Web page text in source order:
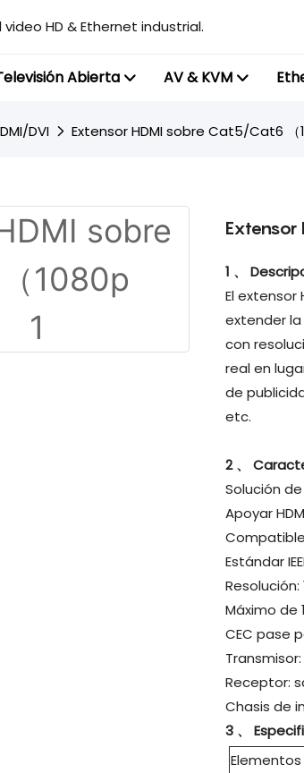
HD & Ethernet industrial.
Abierta AV & KVM
DVI Extensor HDMI sobre Cat5/Cat6 （
Extensor
1 、
El extensor
extender
con
real en
de
etc.
2 、
Solución
Apoyar
Compatible
Estándar
Máximo de
CEC pase
Receptor:
Chasis de
3 、
Elementos